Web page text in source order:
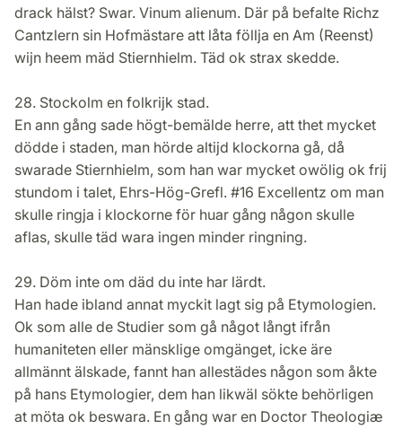
drack hälst? Swar. Vinum alienum. Där på befalte Richz
Cantzlern sin Hofmästare att låta föllja en Am (Reenst)
wijn heem mäd Stiernhielm. Täd ok strax skedde.
28. Stockolm en folkrijk stad.
En ann gång sade högt-bemälde herre, att thet mycket
dödde i staden, man hörde altijd klockorna gå, då
swarade Stiernhielm, som han war mycket owölig ok frij
stundom i talet, Ehrs-Hög-Grefl. #16 Excellentz om man
skulle ringja i klockorne för huar gång någon skulle
aflas, skulle täd wara ingen minder ringning.
29. Döm inte om däd du inte har lärdt.
Han hade ibland annat myckit lagt sig på Etymologien.
Ok som alle de Studier som gå något långt ifrån
humaniteten eller mänsklige omgänget, icke äre
allmännt älskade, fannt han allestädes någon som åkte
på hans Etymologier, dem han likwäl sökte behörligen
at möta ok beswara. En gång war en Doctor Theologiæ